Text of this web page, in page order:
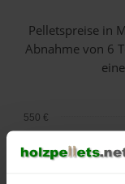
Pelletspreise in
Abnahmevon 6
500 €
550 €